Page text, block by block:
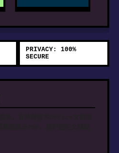
PRIVACY: 100%
SECURE